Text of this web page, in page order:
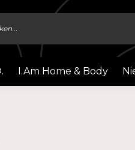
I.Am Home & Body